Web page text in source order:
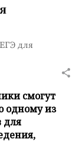
для
смогут
одному из
для